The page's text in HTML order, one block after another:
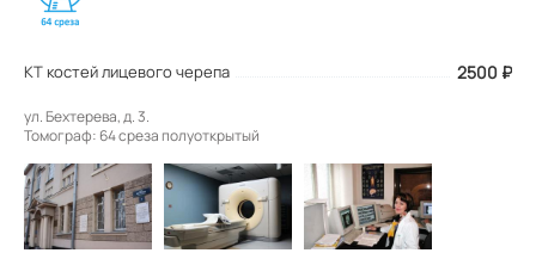
КТ костей лицевого черепа 2500 ₽
ул. Бехтерева, д. 3.
Томограф: 64 среза полуоткрытый